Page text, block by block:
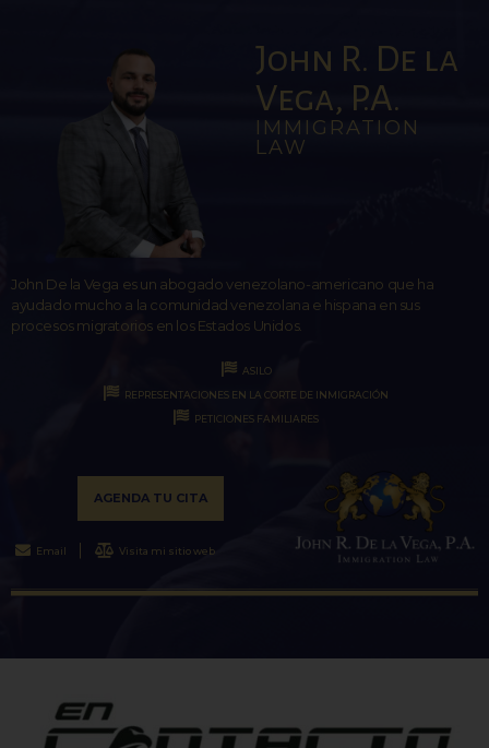
John R. De la
Vega, P.A.
IMMIGRATION
LAW
John De la Vega es un abogado venezolano-americano que ha
ayudado mucho a la comunidad venezolana e hispana en sus
procesos migratorios en los Estados Unidos.
ASILO
REPRESENTACIONES EN LA CORTE DE INMIGRACIÓN
PETICIONES FAMILIARES
AGENDA TU CITA
Email Visita mi sitio web